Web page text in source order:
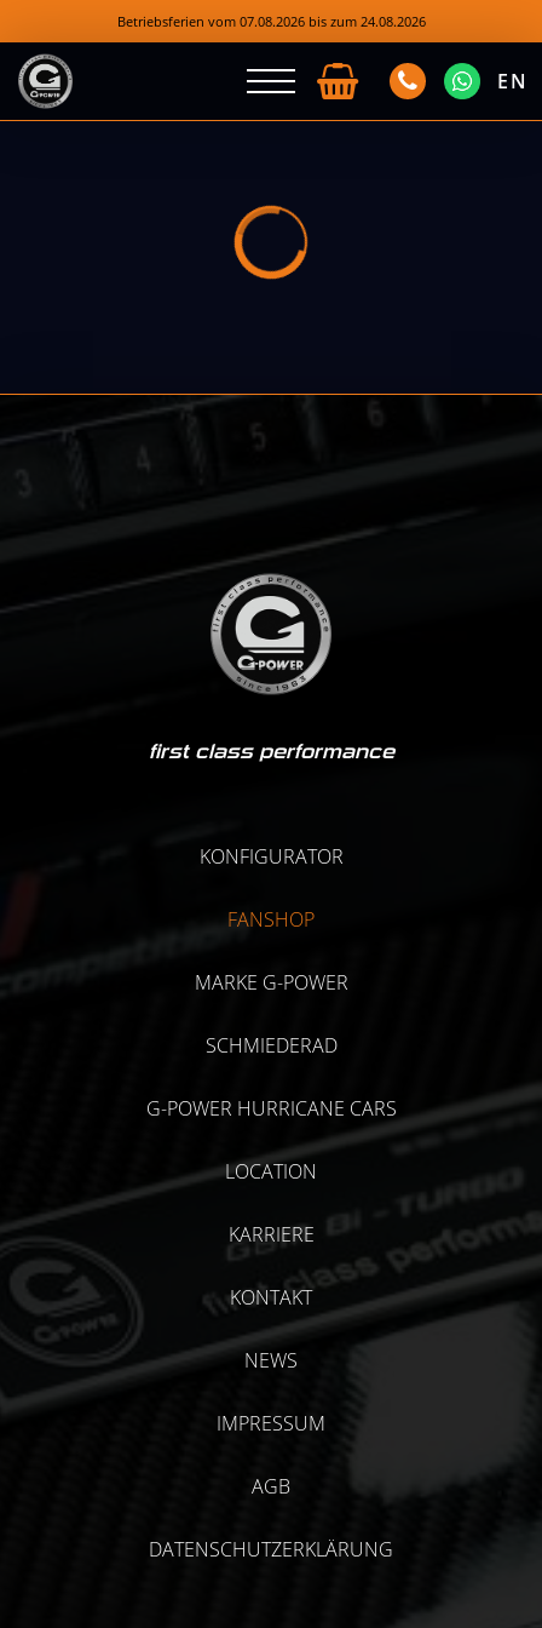
Betriebsferien vom 07.08.2026 bis zum 24.08.2026
EN
first class performance
KONFIGURATOR
FANSHOP
MARKE G-POWER
SCHMIEDERAD
G-POWER HURRICANE CARS
LOCATION
KARRIERE
KONTAKT
NEWS
IMPRESSUM
AGB
DATENSCHUTZERKLÄRUNG